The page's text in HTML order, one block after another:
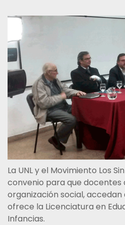
La UNL y el Movimiento Los
convenio para que docentes
organización social,
ofrece la Licenciatura en
Infancias.